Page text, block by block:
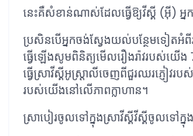
នេះគឺសំខាន់ណាស់ដែលធ្វើឱ្យវីស្គី (អ៊ី) អ្នក
ប្រសិនបើអ្នកចង់ស្វែងយល់បន្ថែមទៀតអំពី
ធ្វើឡើងសូមពិនិត្យមើលរឿងរ៉ាវរបស់យើង
ធ្វើស្រាវីស្គីអូស្រ្តាលីចេញពីជួរឈរភ្ញៀវរ
របស់យើងនៅលើភាពក្លាហាន។
ស្រាបៀរចូលទៅក្នុងស្រាវីស្គីវីស្គីចូលទៅក្